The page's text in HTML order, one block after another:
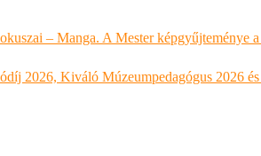
– Manga. A Mester képgyűjteménye
2026, Kiváló Múzeumpedagógus 2026 és